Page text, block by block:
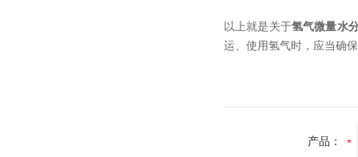
以上就是关于氢气微量水
运、使用氢气时，应当确
产品：